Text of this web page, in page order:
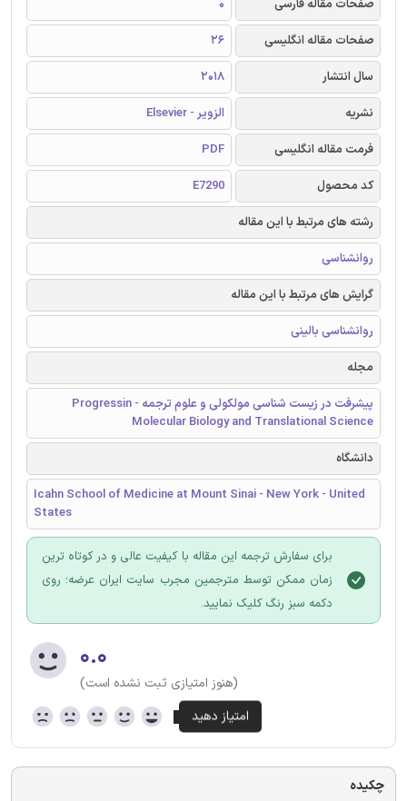
صفحات مقاله فارسی
0
صفحات مقاله انگلیسی
26
سال انتشار
2018
نشریه
الزویر - Elsevier
فرمت مقاله انگلیسی
PDF
کد محصول
E7290
رشته های مرتبط با این مقاله
روانشناسی
گرایش های مرتبط با این مقاله
روانشناسی بالینی
مجله
پیشرفت در زیست شناسی مولکولی و علوم ترجمه - Progressin
Molecular Biology and Translational Science
دانشگاه
Icahn School of Medicine at Mount Sinai - New York - United
States
برای سفارش ترجمه این مقاله با کیفیت عالی و در کوتاه ترین
زمان ممکن توسط مترجمین مجرب سایت ایران عرضه؛ روی
دکمه سبز رنگ کلیک نمایید.
۰.۰
(هنوز امتیازی ثبت نشده است)
چکیده